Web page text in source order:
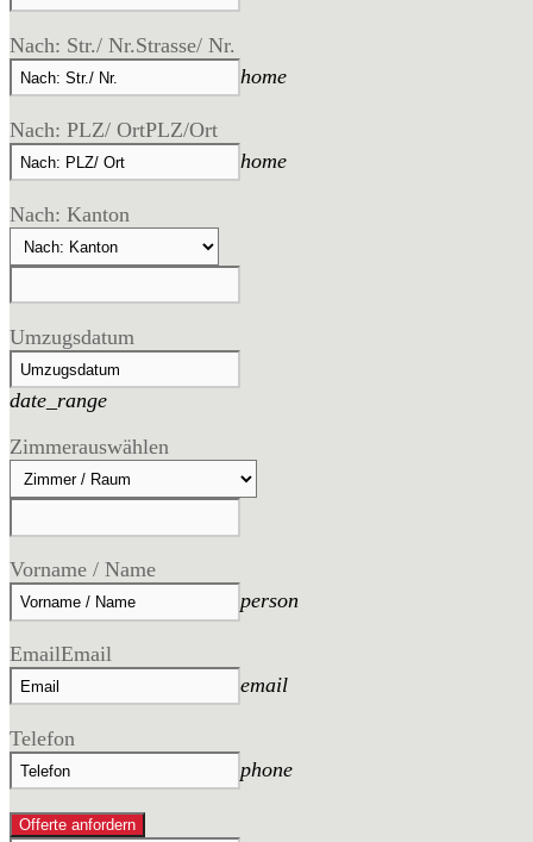
Nach: Str./ Nr.Strasse/ Nr.
home
Nach: PLZ/ OrtPLZ/Ort
home
Nach: Kanton
Umzugsdatum
date_range
Zimmerauswählen
Vorname / Name
person
EmailEmail
email
Telefon
phone
Offerte anfordern